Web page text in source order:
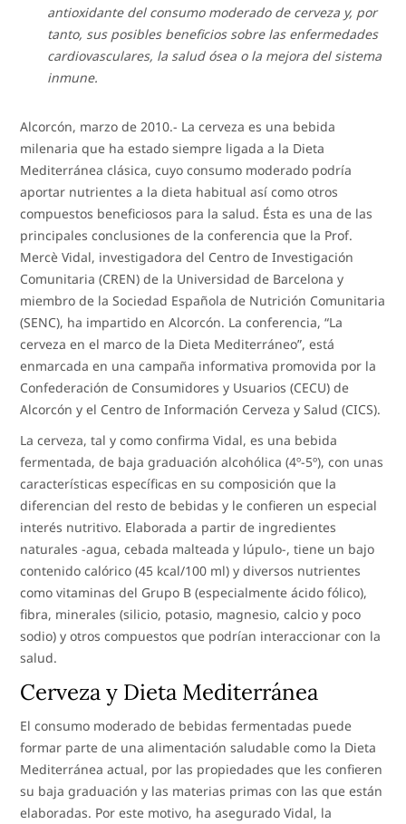
antioxidante del consumo moderado de cerveza y, por
tanto, sus posibles beneficios sobre las enfermedades
cardiovasculares, la salud ósea o la mejora del sistema
inmune.
Alcorcón, marzo de 2010.- La cerveza es una bebida
milenaria que ha estado siempre ligada a la Dieta
Mediterránea clásica, cuyo consumo moderado podría
aportar nutrientes a la dieta habitual así como otros
compuestos beneficiosos para la salud. Ésta es una de las
principales conclusiones de la conferencia que la Prof.
Mercè Vidal, investigadora del Centro de Investigación
Comunitaria (CREN) de la Universidad de Barcelona y
miembro de la Sociedad Española de Nutrición Comunitaria
(SENC), ha impartido en Alcorcón. La conferencia, “La
cerveza en el marco de la Dieta Mediterráneo”, está
enmarcada en una campaña informativa promovida por la
Confederación de Consumidores y Usuarios (CECU) de
Alcorcón y el Centro de Información Cerveza y Salud (CICS).
La cerveza, tal y como confirma Vidal, es una bebida
fermentada, de baja graduación alcohólica (4º-5º), con unas
características específicas en su composición que la
diferencian del resto de bebidas y le confieren un especial
interés nutritivo. Elaborada a partir de ingredientes
naturales -agua, cebada malteada y lúpulo-, tiene un bajo
contenido calórico (45 kcal/100 ml) y diversos nutrientes
como vitaminas del Grupo B (especialmente ácido fólico),
fibra, minerales (silicio, potasio, magnesio, calcio y poco
sodio) y otros compuestos que podrían interaccionar con la
salud.
Cerveza y Dieta Mediterránea
El consumo moderado de bebidas fermentadas puede
formar parte de una alimentación saludable como la Dieta
Mediterránea actual, por las propiedades que les confieren
su baja graduación y las materias primas con las que están
elaboradas. Por este motivo, ha asegurado Vidal, la